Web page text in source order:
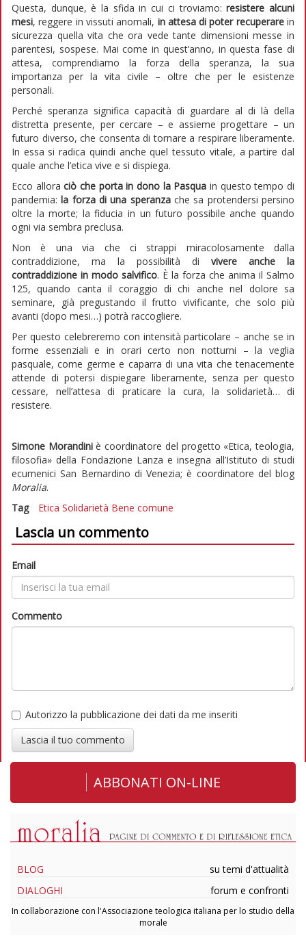
Questa, dunque, è la sfida in cui ci troviamo:resistere alcuni
mesi, reggere in vissuti anomali, in attesa di poter recuperarein
sicurezza quella vita che ora vede tante dimensioni messe in
parentesi, sospese. Mai come in quest’anno, in questa fase di
attesa, comprendiamo la forza della speranza, la sua
importanza per la vita civile – oltre che per le esistenze
personali.
Perché speranza significa capacità di guardare al di là della
distretta presente, per cercare – e assieme progettare – un
futuro diverso, che consenta di tornare a respirare liberamente.
In essa si radica quindi anche quel tessuto vitale, a partire dal
quale anche l’etica vive e si dispiega.
Ecco alloraciò che porta in dono la Pasqua in questo tempo di
pandemia:la forza di una speranzache sa protendersi persino
oltre la morte; la fiducia in un futuro possibile anche quando
ogni via sembra preclusa.
Non è una via che ci strappi miracolosamente dalla
contraddizione, ma la possibilità di vivere anche la
contraddizione in modo salvifico. È la forza che anima il Salmo
125, quando canta il coraggio di chi anche nel dolore sa
seminare, già pregustando il frutto vivificante, che solo più
avanti (dopo mesi…) potrà raccogliere.
Per questo celebreremo con intensità particolare – anche se in
forme essenziali e in orari certo non notturni – la veglia
pasquale, come germe e caparra di una vita che tenacemente
attende di potersi dispiegare liberamente, senza per questo
cessare, nell’attesa di praticare la cura, la solidarietà… di
resistere.
Simone Morandiniè coordinatore del progetto «Etica, teologia,
filosofia» della Fondazione Lanza e insegna all’Istituto di studi
ecumenici San Bernardino di Venezia; è coordinatore del blog
Moralia.
Tag
Etica Solidarietà Bene comune
Lascia un commento
Email
Commento
Autorizzo la pubblicazione dei dati da me inseriti
Lascia il tuo commento
ABBONATI ON-LINE
BLOG
su temi d'attualità
DIALOGHI
forum e confronti
In collaborazione con l'Associazione teologica italiana per lo studio della
morale